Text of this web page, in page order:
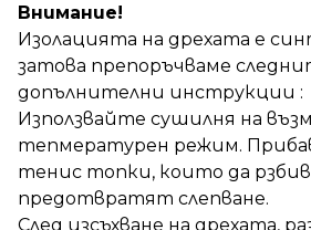
Вниманиe!
Изолацията на дрехата е
затова препоръчваме
допълнителни инструкции :
Използвайте сушилня на
тепмературен режим.
тенис топки, които да
предотвратят слепване.
След изсъхване на дрехата,